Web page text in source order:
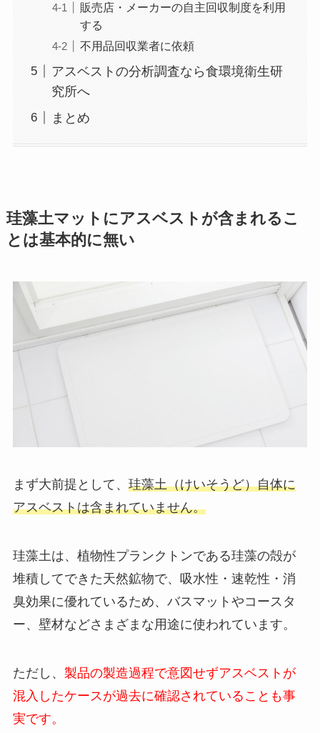
販売店・メーカーの自主回収制度を利用
する
不用品回収業者に依頼
アスベストの分析調査なら食環境衛生研
究所へ
まとめ
珪藻土マットにアスベストが含まれるこ
とは基本的に無い
まず大前提として、 珪藻土（けいそうど）自体に
アスベストは含まれていません。
珪藻土は、植物性プランクトンである珪藻の殻が
堆積してできた天然鉱物で、吸水性・速乾性・消
臭効果に優れているため、バスマットやコースタ
ー、壁材などさまざまな用途に使われています。
ただし、 製品の製造過程で意図せずアスベストが
混入したケースが過去に確認されていることも事
実です。